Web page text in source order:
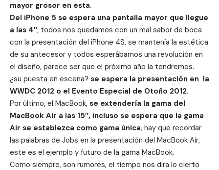
mayor grosor en esta.
Del iPhone 5 se espera una pantalla mayor que llegue
a las 4″, todos nos quedamos con un mal sabor de boca
con la presentación del iPhone 4S, se mantenía la estética
de su antecesor y todos esperábamos una revolución en
el diseño, parece ser que el próximo año la tendremos.
¿su puesta en escena? se espera la presentación en la
WWDC 2012 o el Evento Especial de Otoño 2012.
Por último, el MacBook, se extendería la gama del
MacBook Air a las 15″, incluso se espera que la gama
Air se establezca como gama única, hay que recordar
las palabras de Jobs en la presentación del MacBook Air,
este es el ejemplo y futuro de la gama MacBook.
Como siempre, son rumores, el tiempo nos dira lo cierto